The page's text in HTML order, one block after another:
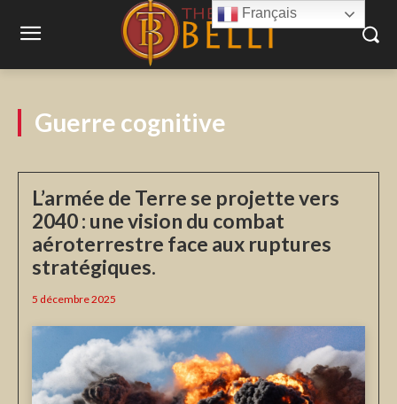
Guerre cognitive
L’armée de Terre se projette vers
2040 : une vision du combat
aéroterrestre face aux ruptures
stratégiques.
5 décembre 2025
Français